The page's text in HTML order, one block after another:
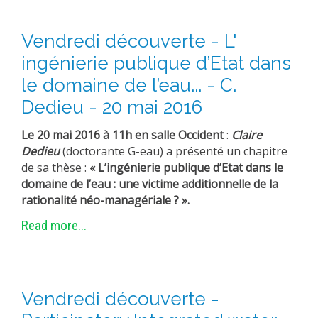
Vendredi découverte - L'
ingénierie publique d’Etat dans
le domaine de l’eau... - C.
Dedieu - 20 mai 2016
Le 20 mai 2016 à 11h en salle Occident: Claire
Dedieu(doctorante G-eau) a présenté un chapitre
de sa thèse : « L’ingénierie publique d’Etat dans le
domaine de l’eau : une victime additionnelle de la
rationalité néo-managériale ? ».
Read more...
Vendredi découverte -